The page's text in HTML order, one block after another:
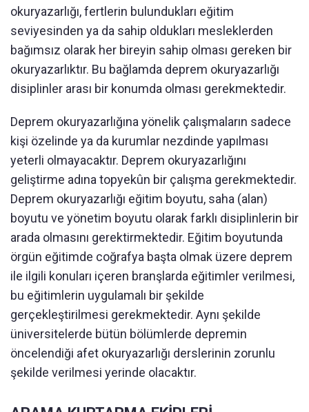
okuryazarlığı, fertlerin bulundukları eğitim
seviyesinden ya da sahip oldukları mesleklerden
bağımsız olarak her bireyin sahip olması gereken bir
okuryazarlıktır. Bu bağlamda deprem okuryazarlığı
disiplinler arası bir konumda olması gerekmektedir.
Deprem okuryazarlığına yönelik çalışmaların sadece
kişi özelinde ya da kurumlar nezdinde yapılması
yeterli olmayacaktır. Deprem okuryazarlığını
geliştirme adına topyekûn bir çalışma gerekmektedir.
Deprem okuryazarlığı eğitim boyutu, saha (alan)
boyutu ve yönetim boyutu olarak farklı disiplinlerin bir
arada olmasını gerektirmektedir. Eğitim boyutunda
örgün eğitimde coğrafya başta olmak üzere deprem
ile ilgili konuları içeren branşlarda eğitimler verilmesi,
bu eğitimlerin uygulamalı bir şekilde
gerçekleştirilmesi gerekmektedir. Aynı şekilde
üniversitelerde bütün bölümlerde depremin
öncelendiği afet okuryazarlığı derslerinin zorunlu
şekilde verilmesi yerinde olacaktır.